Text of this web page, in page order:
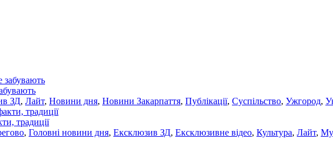
ЗД, Лайт, Новини дня, Новини Закарпаття, Публікації, Суспільство, Ужгород,
традиції
, Головні новини дня, Ексклюзив ЗД, Ексклюзивне відео, Культура, Лайт,